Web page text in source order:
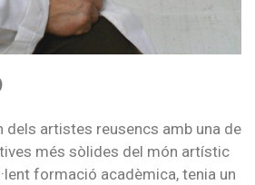
dels artistes reusencs amb una de
més sòlides del món artístic
formació acadèmica, tenia un